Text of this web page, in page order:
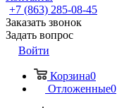
+7 (863) 285-08-45
Заказать звонок
Задать вопрос
Войти
Корзина0
Отложенные0